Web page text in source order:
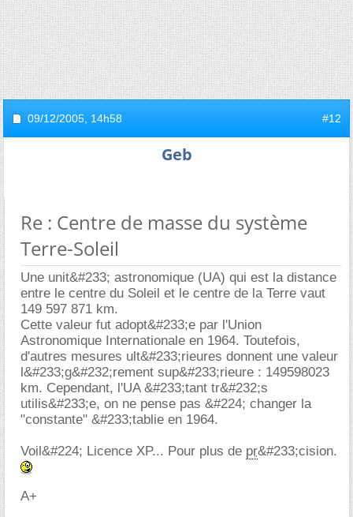
09/12/2005, 14h58 #12
Geb
Re : Centre de masse du système
Terre-Soleil
Une unit&#233; astronomique (UA) qui est la distance
entre le centre du Soleil et le centre de la Terre vaut
149 597 871 km.
Cette valeur fut adopt&#233;e par l'Union
Astronomique Internationale en 1964. Toutefois,
d'autres mesures ult&#233;rieures donnent une valeur
l&#233;g&#232;rement sup&#233;rieure : 149598023
km. Cependant, l'UA &#233;tant tr&#232;s
utilis&#233;e, on ne pense pas &#224; changer la
"constante" &#233;tablie en 1964.
Voil&#224; Licence XP... Pour plus de pr&#233;cision.
A+